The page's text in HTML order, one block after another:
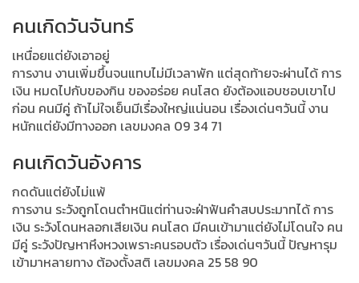
คนเกิดวันจันทร์
เหนื่อยแต่ยังเอาอยู่
การงาน งานเพิ่มขึ้นจนแทบไม่มีเวลาพัก แต่สุดท้ายจะผ่านได้ การ
เงิน หมดไปกับของกิน ของอร่อย คนโสด ยังต้องแอบชอบเขาไป
ก่อน คนมีคู่ ถ้าไม่ใจเย็นมีเรื่องใหญ่แน่นอน เรื่องเด่นๆวันนี้ งาน
หนักแต่ยังมีทางออก เลขมงคล 09 34 71
คนเกิดวันอังคาร
กดดันแต่ยังไม่แพ้
การงาน ระวังถูกโดนตำหนิแต่ท่านจะฝ่าฟันคำสบประมาทได้ การ
เงิน ระวังโดนหลอกเสียเงิน คนโสด มีคนเข้ามาแต่ยังไม่โดนใจ คน
มีคู่ ระวังปัญหาหึงหวงเพราะคนรอบตัว เรื่องเด่นๆวันนี้ ปัญหารุม
เข้ามาหลายทาง ต้องตั้งสติ เลขมงคล 25 58 90